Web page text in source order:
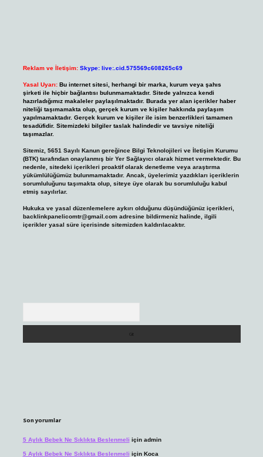
Reklam ve İletişim: Skype: live:.cid.575569c608265c69
Yasal Uyarı: Bu internet sitesi, herhangi bir marka, kurum veya şahıs
şirketi ile hiçbir bağlantısı bulunmamaktadır. Sitede yalnızca kendi
hazırladığımız makaleler paylaşılmaktadır. Burada yer alan içerikler haber
niteliği taşımamakta olup, gerçek kurum ve kişiler hakkında paylaşım
yapılmamaktadır. Gerçek kurum ve kişiler ile isim benzerlikleri tamamen
tesadüfidir. Sitemizdeki bilgiler taslak halindedir ve tavsiye niteliği
taşımazlar.
Sitemiz, 5651 Sayılı Kanun gereğince Bilgi Teknolojileri ve İletişim Kurumu
(BTK) tarafından onaylanmış bir Yer Sağlayıcı olarak hizmet vermektedir. Bu
nedenle, sitedeki içerikleri proaktif olarak denetleme veya araştırma
yükümlülüğümüz bulunmamaktadır. Ancak, üyelerimiz yazdıkları içeriklerin
sorumluluğunu taşımakta olup, siteye üye olarak bu sorumluluğu kabul
etmiş sayılırlar.
Hukuka ve yasal düzenlemelere aykırı olduğunu düşündüğünüz içerikleri,
backlinkpanelicomtr@gmail.comadresine bildirmeniz halinde, ilgili
içerikler yasal süre içerisinde sitemizden kaldırılacaktır.
Son yorumlar
5 Aylık Bebek Ne Sıklıkta Beslenmeli için admin
5 Aylık Bebek Ne Sıklıkta Beslenmeli için Koca